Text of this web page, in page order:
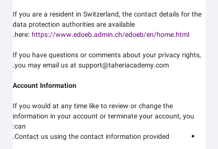
If you are a resident in Switzerland, the contact details for the
data protection authorities are available
here:https://www.edoeb.admin.ch/edoeb/en/home.html
.
If you have questions or comments about your privacy rights,
you may email us atsupport@taheriacademy.com
.
Account Information
If you would at any time like to review or change the
information in your account or terminate your account, you
can:
Contact us using the contact information provided.